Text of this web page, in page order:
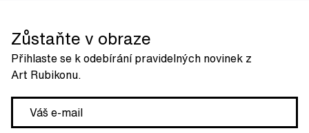
Zůstaňte v obraze
Přihlaste se k odebírání pravidelných novinek z
Art Rubikonu.